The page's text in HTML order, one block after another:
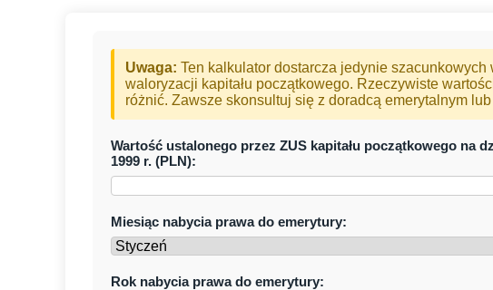
Uwaga: Ten kalkulator dostarcza jedynie szacunkowych
waloryzacji kapitału początkowego. Rzeczywiste
różnić. Zawsze skonsultuj się z doradcą emerytalnym
Wartość ustalonego przez ZUS kapitału początkowego na
1999 r. (PLN):
Miesiąc nabycia prawa do emerytury:
Rok nabycia prawa do emerytury: